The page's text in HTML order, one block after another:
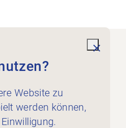
Website zu
werden können,